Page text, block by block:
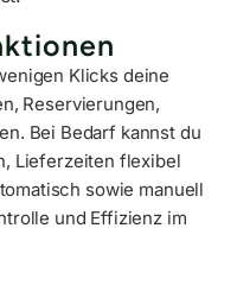
Klicks deine
Reservierungen,
Bei Bedarf kannst du
Lieferzeiten flexibel
sowie manuell
und Effizienz im